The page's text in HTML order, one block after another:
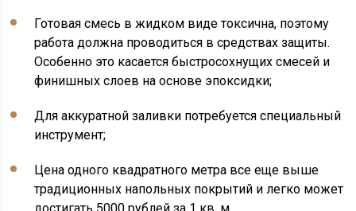
Готовая смесь в жидком виде токсична, поэтому
работа должна проводиться в средствах защиты.
Особенно это касается быстросохнущих смесей и
финишных слоев на основе эпоксидки;
Для аккуратной заливки потребуется специальный
инструмент;
Цена одного квадратного метра все еще выше
традиционных напольных покрытий и легко может